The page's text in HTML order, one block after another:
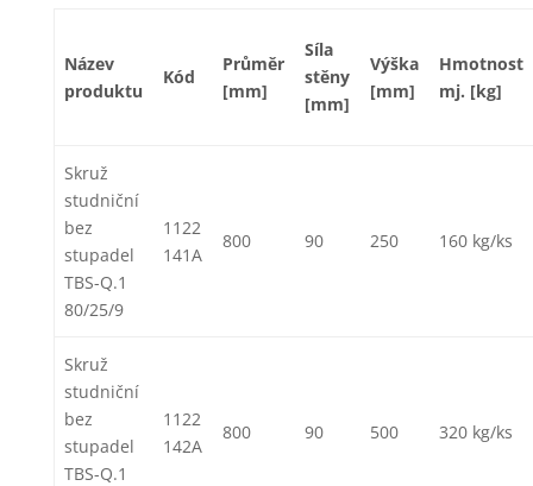
Název
produktu
Kód
Průměr
[mm]
Síla
stěny
[mm]
Výška
[mm]
Hmotnost
mj. [kg]
Skruž
studniční
bez
stupadel
TBS-Q.1
80/25/9
1122
141A
800 90 250 160 kg/ks
Skruž
studniční
bez
stupadel
TBS-Q.1
1122
142A
800 90 500 320 kg/ks